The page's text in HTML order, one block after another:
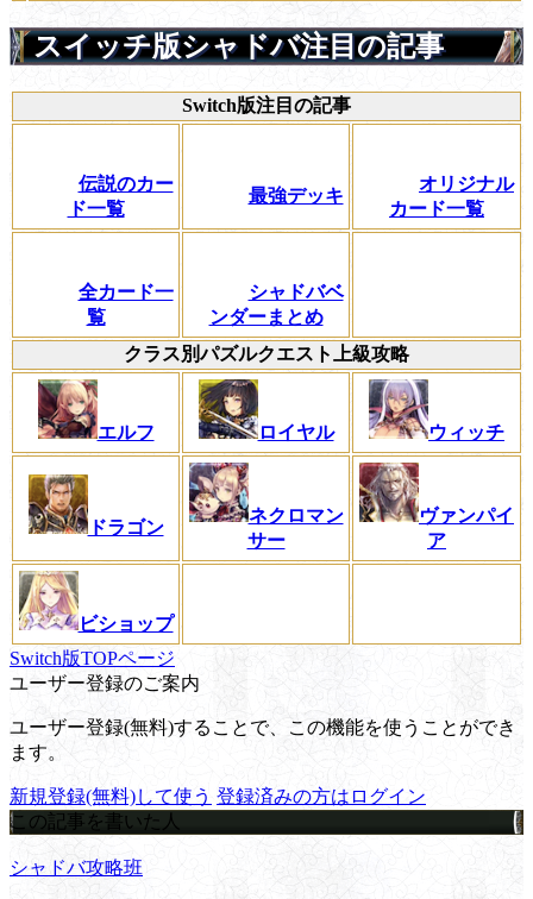
スイッチ版シャドバ注目の記事
Switch版注目の記事
伝説のカー
ド一覧
最強デッキ
オリジナル
カード一覧
全カード一
覧
シャドバベ
ンダーまとめ
クラス別パズルクエスト上級攻略
エルフ ロイヤル ウィッチ
ドラゴン
ネクロマン
サー
ヴァンパイ
ア
ビショップ
Switch版TOPページ
ユーザー登録のご案内
ユーザー登録(無料)することで、この機能を使うことができ
ます。
新規登録(無料)して使う 登録済みの方はログイン
この記事を書いた人
シャドバ攻略班